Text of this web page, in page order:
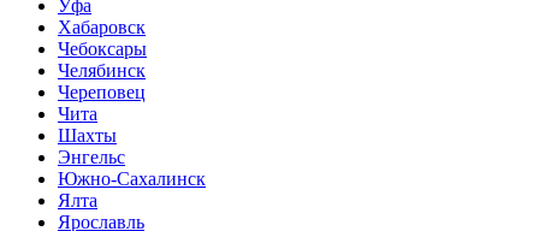
Уфа
Хабаровск
Чебоксары
Челябинск
Череповец
Чита
Шахты
Энгельс
Южно-Сахалинск
Ялта
Ярославль